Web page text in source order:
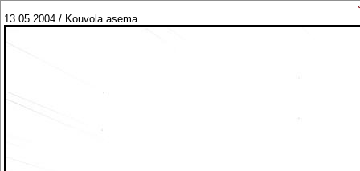
13.05.2004 / Kouvola asema